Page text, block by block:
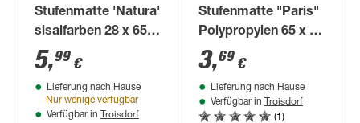
Stufenmatte 'Natura'
sisalfarben 28 x 65
cm
5,99 €
Lieferung nach Hause
Nur wenige verfügbar
Verfügbar in Troisdorf
Stufenmatte "Paris"
Polypropylen 65 x 25
cm beige
3,69 €
Lieferung nach Hause
Verfügbar in Troisdorf
(1)